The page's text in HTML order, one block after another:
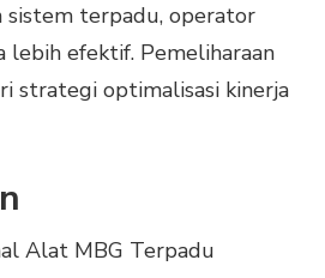
sistem terpadu, operator
lebih efektif. Pemeliharaan
strategi optimalisasi kinerja
Alat MBG Terpadu